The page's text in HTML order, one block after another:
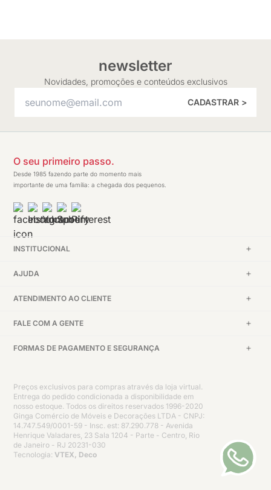
newsletter
Novidades, promoções e conteúdos exclusivos
CADASTRAR >
O seu primeiro passo.
Desde 1985 fazendo parte do momento mais
importante de uma família: a chegada dos pequenos.
INSTITUCIONAL
AJUDA
ATENDIMENTO AO CLIENTE
FALE COM A GENTE
FORMAS DE PAGAMENTO E SEGURANÇA
Preços exclusivos para compras através da loja virtual.
Entrega do pedido condicionada a disponibilidade em
nosso estoque. Todos os direitos reservados 1996-2020
Ginga Comércio de Móveis e Decorações LTDA - CNPJ:
14.747.549/0001-59 - Insc. est: 87.290.778 - Avenida
Henrique Valadares, 23 Sala 1204 - Parte - Centro, Rio
de Janeiro - RJ 20231-030
Tecnologia: VTEX, Deco